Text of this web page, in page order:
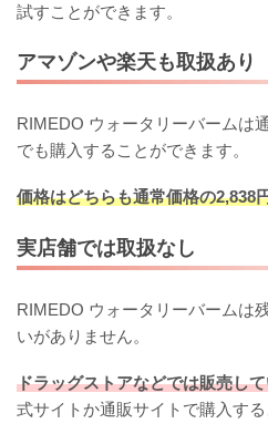
試すことができます。
アマゾンや楽天も取扱あり
RIMEDO ウォータリーバームは
でも購入することができます。
価格はどちらも通常価格の2,838
実店舗では取扱なし
RIMEDO ウォータリーバームは
いがありません。
ドラッグストアなどでは販売し
式サイトか通販サイトで購入する